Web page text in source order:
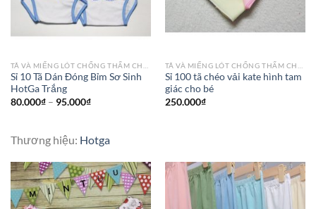
Sỉ 10 Tã Dán Đóng Bỉm Sơ Sinh
HotGa Trắng
80.000₫– 95.000₫
Thương hiệu: Hotga
Sỉ 100 tã chéo vải kate hình tam
giác cho bé
250.000₫